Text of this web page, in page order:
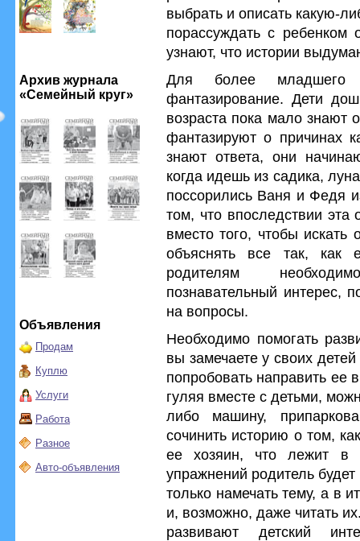
Архив журнала
«Семейный круг»
Объявления
Продам
Куплю
Услуги
Работа
Разное
Авто-объявления
выбрать и описать какую-
порассуждать с ребенком
узнают, что истории
Для более младшего
фантазирование. Дети
возраста пока мало знают
фантазируют о причинах
знают ответа, они
когда идешь из садика,
поссорились Ваня и Федя
том, что впоследствии эта
вместо того, чтобы искать
объяснять все так, как
родителям
познавательный интерес,
на вопросы.
Необходимо помогать
вы замечаете у своих
попробовать направить ее
гуляя вместе с детьми,
либо машину,
сочинить историю о том,
ее хозяин, что лежит в
упражнений родитель
только намечать тему, а в
и, возможно, даже читать
развивают детский